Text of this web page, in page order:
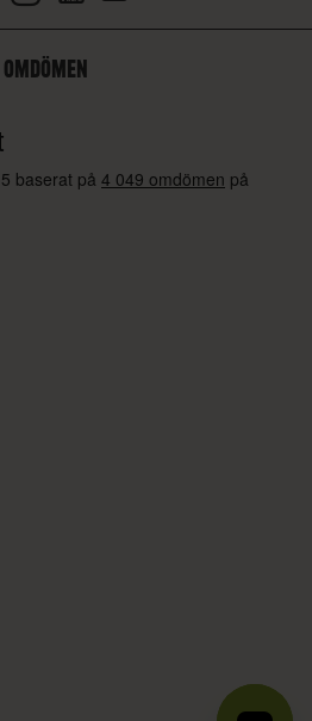
OMDÖMEN